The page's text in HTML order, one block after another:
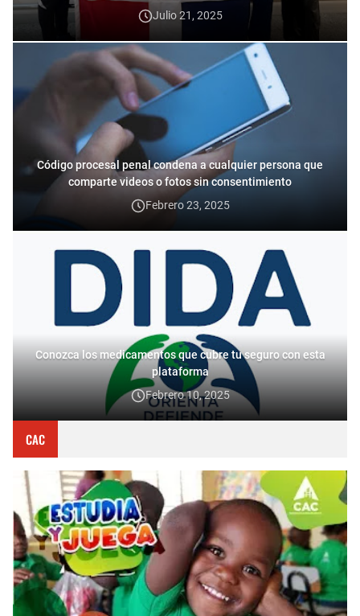
Julio 21, 2025
Código procesal penal condena a cualquier persona que
comparte videos o fotos sin consentimiento
Febrero 23, 2025
Conozca los medicamentos que cubre tu seguro con esta
plataforma
Febrero 10, 2025
CAC